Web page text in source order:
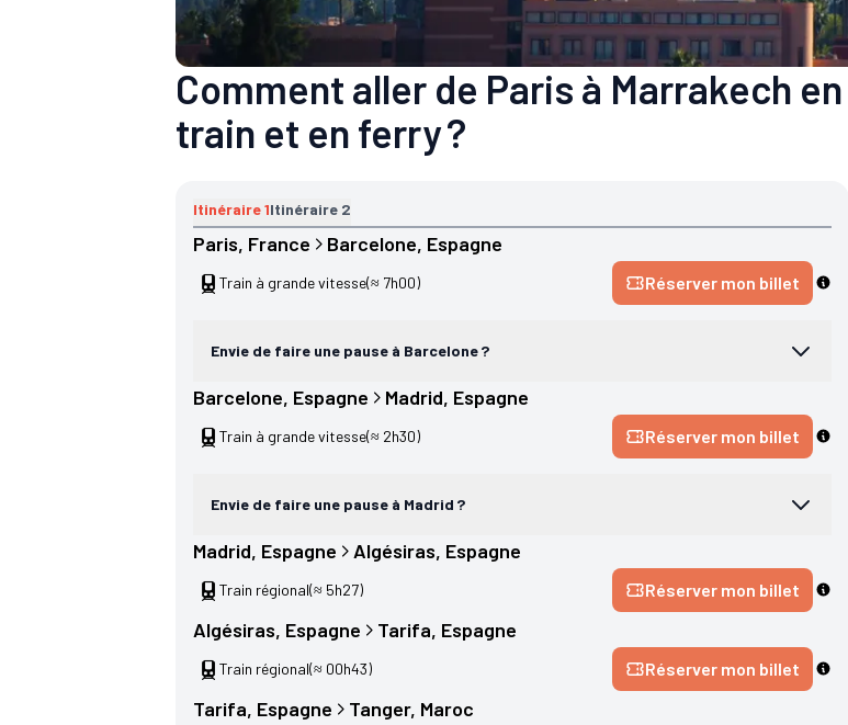
Comment aller de Paris à Marrakech en
train et en ferry ?
Itinéraire1Itinéraire 2
Paris, France Barcelone, Espagne
Train à grande vitesse(≈ 7h00) Réserver mon billet
Envie de faire une pause à Barcelone ?
Barcelone, Espagne Madrid, Espagne
Train à grande vitesse(≈ 2h30) Réserver mon billet
Envie de faire une pause à Madrid ?
Madrid, Espagne Algésiras, Espagne
Train régional(≈ 5h27) Réserver mon billet
Algésiras, Espagne Tarifa, Espagne
Train régional(≈ 00h43) Réserver mon billet
Tarifa, Espagne Tanger, Maroc